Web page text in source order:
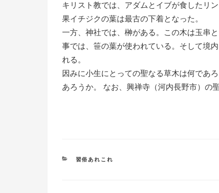
キリスト教では、アダムとイブが食したリ
果イチジクの葉は最古の下着となった。
一方、神社では、榊がある。この木は玉串
事では、笹の葉が使われている。そして境
れる。
因みに小生にとっての聖なる草木は何であ
あろうか。 なお、興禅寺（河内長野市）の
カ
習俗あれこれ